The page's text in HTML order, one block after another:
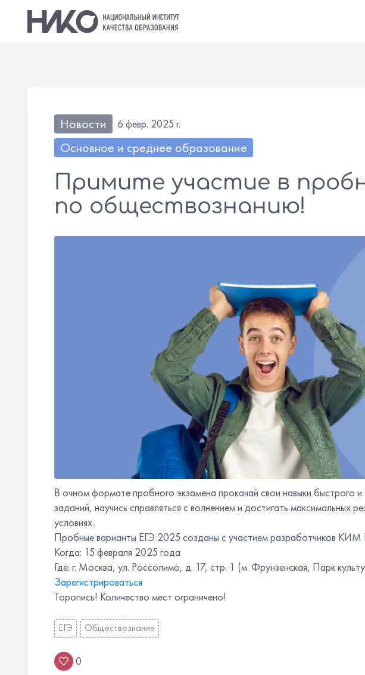
Новости 6 февр. 2025 г.
Основное и среднее образование
Примите участие в
по обществознанию!
В очном формате пробного экзамена прокачай свои навыки быстрого и
заданий, научись справляться с волнением и достигать максимальных
условиях.
Пробные варианты ЕГЭ 2025 созданы с участием разработчиков КИМ
Когда: 15 февраля 2025 года
Где: г. Москва, ул. Россолимо, д. 17, стр. 1 (м. Фрунзенская, Парк
Зарегистрироваться
Торопись! Количество мест ограничено!
ЕГЭ Обществознание
0